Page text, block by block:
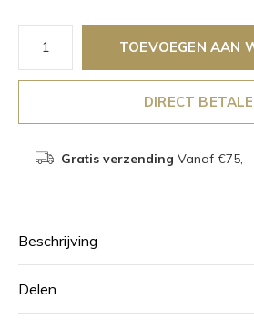
TOEVOEGEN AAN
DIRECT
Gratis verzending Vanaf €75,-
Beschrijving
Delen